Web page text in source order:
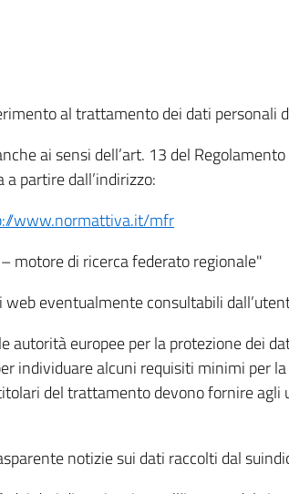
al trattamento dei dati personali
ai sensi dell’art. 13 del
partire dall’indirizzo:
www.normattiva.it/mfr
motore di ricerca federato regionale"
eventualmente consultabili
europee per la protezione dei
alcuni requisiti minimi per
del trattamento devono fornire agli
notizie sui dati raccolti dal